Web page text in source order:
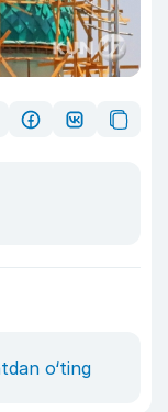
o‘ting